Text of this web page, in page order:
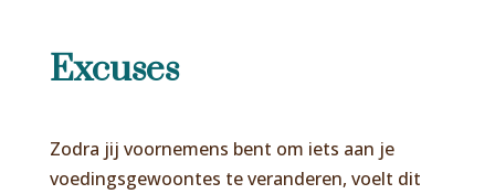
Excuses
Zodra jij voornemens bent om iets aan je
voedingsgewoontes te veranderen, voelt dit